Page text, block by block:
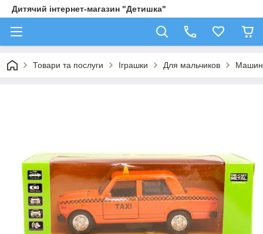
Дитячий інтернет-магазин "Детишка"
Товари та послуги Іграшки Для мальчиков